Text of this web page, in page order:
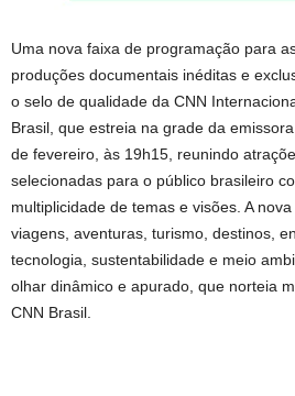
Uma nova faixa de programação para
produções documentais inéditas e
o selo de qualidade da CNN
Brasil, que estreia na grade da
de fevereiro, às 19h15, reunindo
selecionadas para o público brasileiro
multiplicidade de temas e visões. A
viagens, aventuras, turismo, destinos,
tecnologia, sustentabilidade e meio
olhar dinâmico e apurado, que norteia
CNN Brasil.